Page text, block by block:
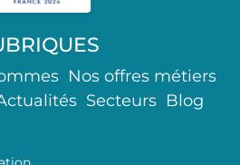
Nos offres métiers
Secteurs Blog